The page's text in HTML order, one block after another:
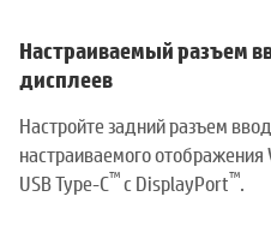
Настраиваемый разъем
дисплеев
Настройте задний разъем
настраиваемого отображения
USB Type-C™с DisplayPort™.